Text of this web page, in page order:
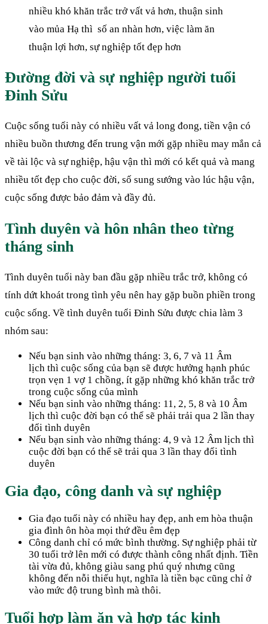
nhiều khó khăn trắc trở vất vả hơn, thuận sinh
vào mủa Hạ thì số an nhàn hơn, việc làm ăn
thuận lợi hơn, sự nghiệp tốt đẹp hơn
Đường đời và sự nghiệp người tuổi
Đinh Sửu
Cuộc sống tuổi này có nhiều vất vả long đong, tiền vận có
nhiều buồn thương đến trung vận mới gặp nhiều may mắn cả
về tài lộc và sự nghiệp, hậu vận thì mới có kết quả và mang
nhiều tốt đẹp cho cuộc đời, số sung sướng vào lúc hậu vận,
cuộc sống được bảo đảm và đầy đủ.
Tình duyên và hôn nhân theo từng
tháng sinh
Tình duyên tuổi này ban đầu gặp nhiều trắc trở, không có
tính dứt khoát trong tình yêu nên hay gặp buồn phiền trong
cuộc sống. Về tình duyên tuổi Đinh Sửu được chia làm 3
nhóm sau:
Nếu bạn sinh vào những tháng: 3, 6, 7 và 11 Âm
lịch thì cuộc sống của bạn sẽ được hưởng hạnh phúc
trọn vẹn 1 vợ 1 chồng, ít gặp những khó khăn trắc trở
trong cuộc sống của mình
Nếu bạn sinh vào những tháng: 11, 2, 5, 8 và 10 Âm
lịch thì cuộc đời bạn có thể sẽ phải trải qua 2 lần thay
đổi tình duyên
Nếu bạn sinh vào những tháng: 4, 9 và 12 Âm lịch thì
cuộc đời bạn có thể sẽ trải qua 3 lần thay đổi tình
duyên
Gia đạo, công danh và sự nghiệp
Gia đạo tuổi này có nhiều hay đẹp, anh em hòa thuận
gia đình ôn hòa mọi thứ đều êm đẹp
Công danh chỉ có mức bình thường. Sự nghiệp phải từ
30 tuổi trở lên mới có được thành công nhất định. Tiền
tài vừa đủ, không giàu sang phú quý nhưng cũng
không đến nỗi thiếu hụt, nghĩa là tiền bạc cũng chỉ ở
vào mức độ trung bình mà thôi.
Tuổi hợp làm ăn và hợp tác kinh